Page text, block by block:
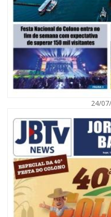
08/08/2026 | 07:00
Saúde de BC abre inscrições para
Vigilância Sanitária
PENHA
24/